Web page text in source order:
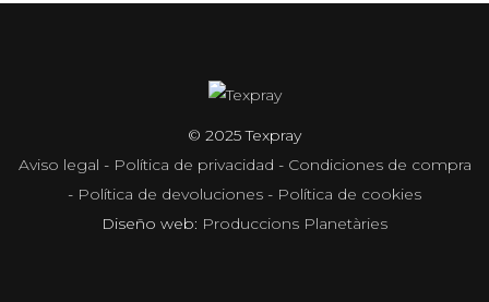
© 2025 Texpray
Aviso legal - Política de privacidad - Condiciones de compra
- Política de devoluciones - Política de cookies
Diseño web: Produccions Planetàries